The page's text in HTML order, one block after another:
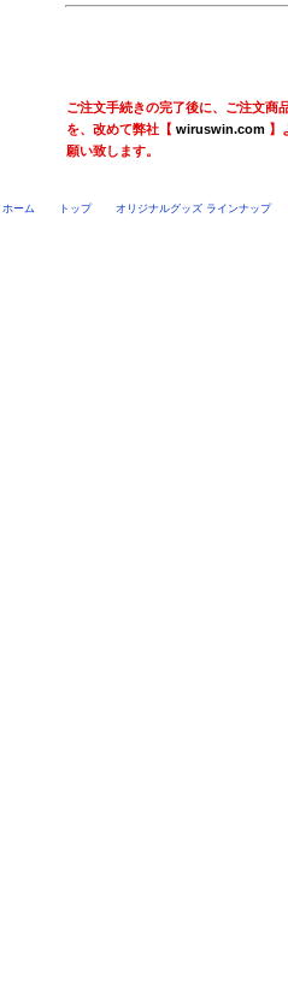
ご注文手続きの完了後に、ご注文商
を、改めて弊社【 wiruswin.com】
願い致します。
ホーム トップ オリジナルグッズ ラインナップ